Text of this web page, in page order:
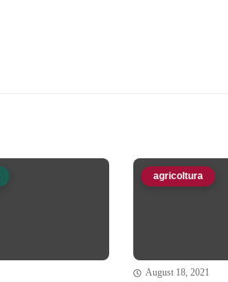
agricoltura
August 18, 2021